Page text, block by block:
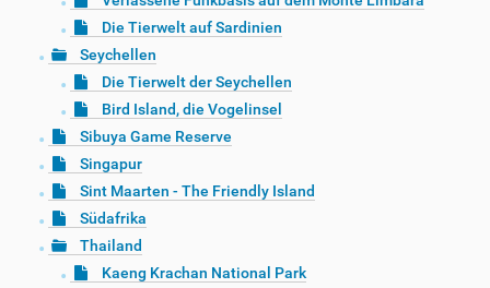
Die Tierwelt auf Sardinien
Seychellen
Die Tierwelt der Seychellen
Bird Island, die Vogelinsel
Sibuya Game Reserve
Singapur
Sint Maarten - The Friendly Island
Südafrika
Thailand
Kaeng Krachan National Park